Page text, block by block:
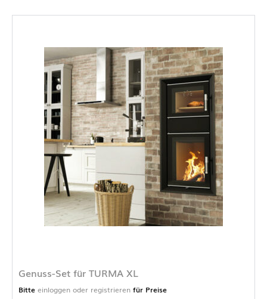
Genuss-Set für TURMA XL
Bitte einloggen oder registrieren für Preise